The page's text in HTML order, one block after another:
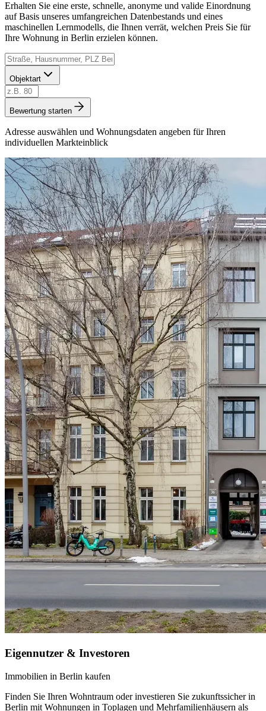
Erhalten Sie eine erste, schnelle, anonyme und valide Einordnung
auf Basis unseres umfangreichen Datenbestands und eines
maschinellen Lernmodells, die Ihnen verrät, welchen Preis Sie für
Ihre Wohnung in Berlin erzielen können.
Objektart
Bewertung starten
Adresse auswählen und Wohnungsdaten angeben für Ihren
individuellen Markteinblick
Eigennutzer & Investoren
Immobilien in Berlin kaufen
Finden Sie Ihren Wohntraum oder investieren Sie zukunftssicher in
Berlin mit Wohnungen in Toplagen und Mehrfamilienhäusern als